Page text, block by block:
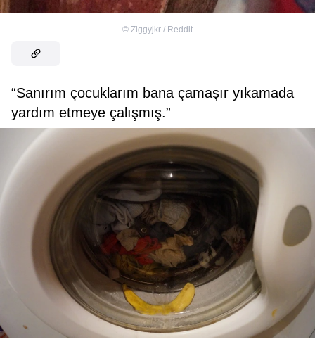
© Ziggyjkr / Reddit
“Sanırım çocuklarım bana çamaşır yıkamada
yardım etmeye çalışmış.”